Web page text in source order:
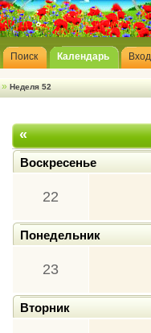
Поиск Календарь Вход
» Неделя 52
«
Воскресенье
22
Понедельник
23
Вторник